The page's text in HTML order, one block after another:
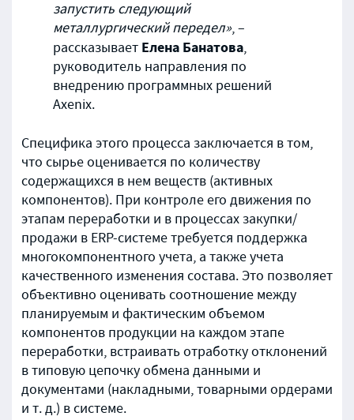
запустить следующий
металлургический передел», –
рассказывает Елена Банатова,
руководитель направления по
внедрению программных решений
Axenix.
Специфика этого процесса заключается в том,
что сырье оценивается по количеству
содержащихся в нем веществ (активных
компонентов). При контроле его движения по
этапам переработки и в процессах закупки/
продажи в ERP-системе требуется поддержка
многокомпонентного учета, а также учета
качественного изменения состава. Это позволяет
объективно оценивать соотношение между
планируемым и фактическим объемом
компонентов продукции на каждом этапе
переработки, встраивать отработку отклонений
в типовую цепочку обмена данными и
документами (накладными, товарными ордерами
и т. д.) в системе.